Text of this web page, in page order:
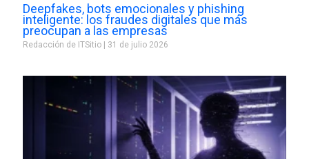
Deepfakes, bots emocionales y phishing
inteligente: los fraudes digitales que más
preocupan a las empresas
Redacción de ITSitio 31 de julio 2026